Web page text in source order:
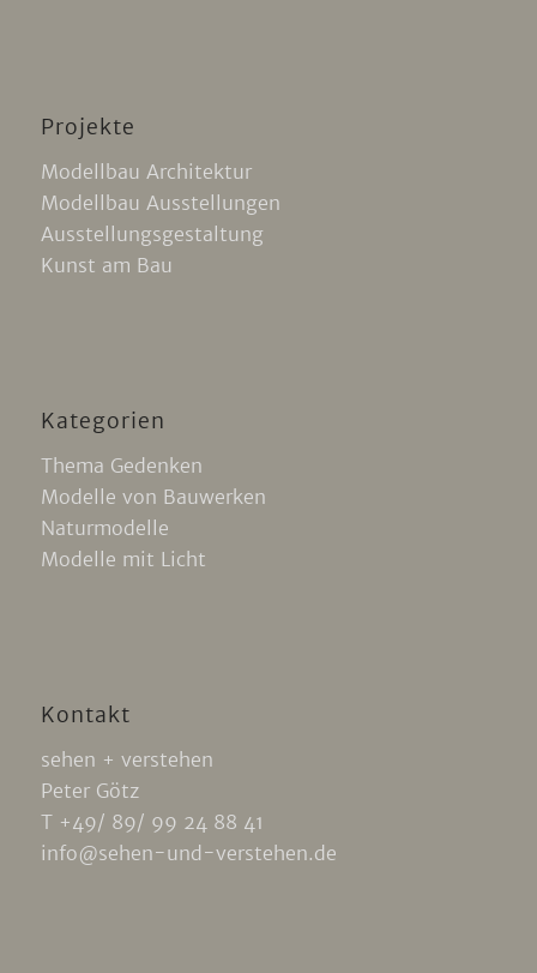
Projekte
Modellbau Architektur
Modellbau Ausstellungen
Ausstellungsgestaltung
Kunst am Bau
Kategorien
Thema Gedenken
Modelle von Bauwerken
Naturmodelle
Modelle mit Licht
Kontakt
sehen + verstehen
Peter Götz
T +49/ 89/ 99 24 88 41
info@sehen-und-verstehen.de